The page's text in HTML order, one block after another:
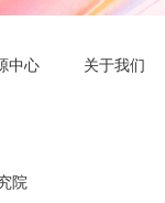
中心 关于我们
院